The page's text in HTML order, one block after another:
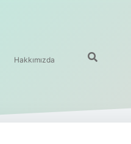
Hakkımızda